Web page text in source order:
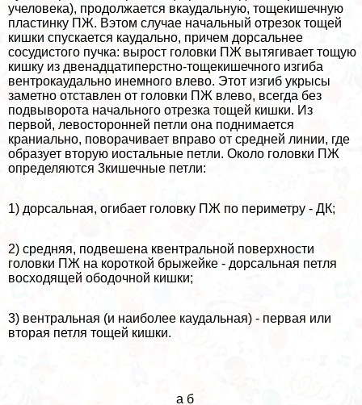
учеловека), продолжается вкаудальную, тощекишечную
пластинку ПЖ. Вэтом случае начальный отрезок тощей
кишки спускается каудально, причем дорсальнее
сосудистого пучка: вырост головки ПЖ вытягивает тощую
кишку из двенадцатиперстно-тощекишечного изгиба
вентрокаудально инемного влево. Этот изгиб укрысы
заметно отставлен от головки ПЖ влево, всегда без
подвыворота начального отрезка тощей кишки. Из
первой, левосторонней петли она поднимается
краниально, поворачивает вправо от средней линии, где
образует вторую иостальные петли. Около головки ПЖ
определяются 3кишечные петли:
1) дорсальная, огибает головку ПЖ по периметру - ДК;
2) средняя, подвешена квентральной поверхности
головки ПЖ на короткой брыжейке - дорсальная петля
восходящей ободочной кишки;
3) вентральная (и наиболее каудальная) - первая или
вторая петля тощей кишки.
а б